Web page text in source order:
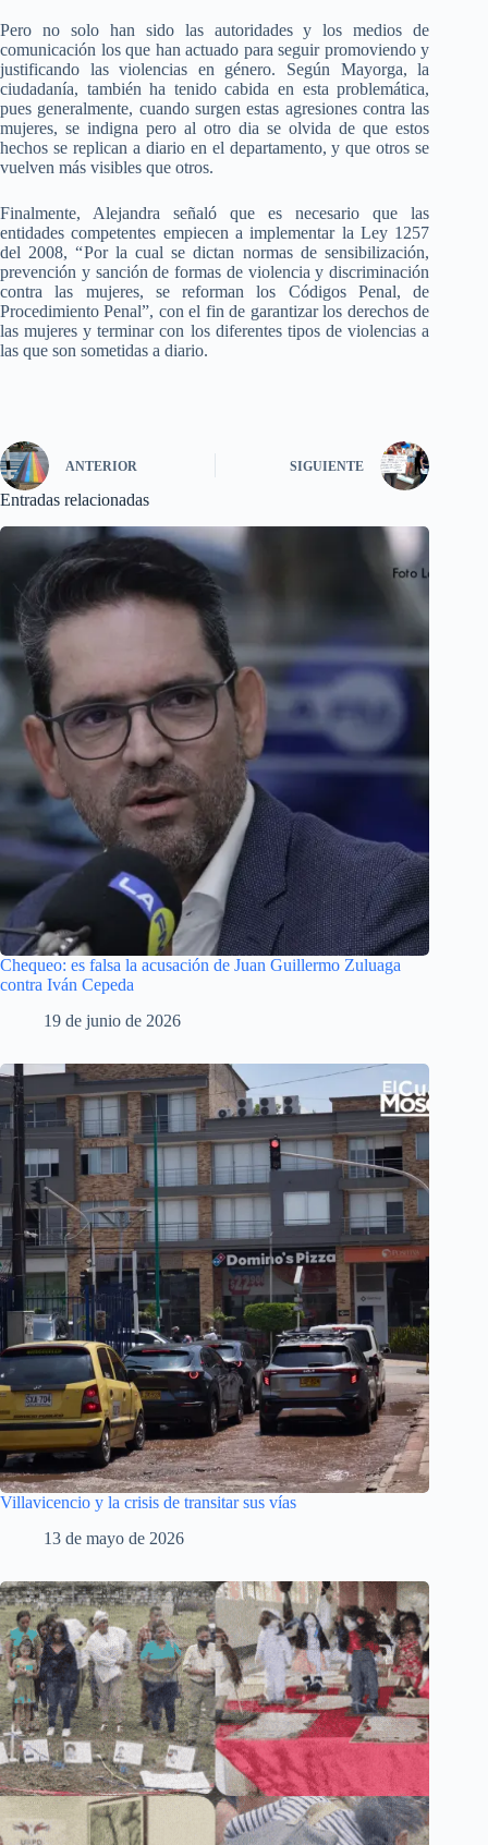
Pero no solo han sido las autoridades y los medios de
comunicación los que han actuado para seguir promoviendo y
justificando las violencias en género. Según Mayorga, la
ciudadanía, también ha tenido cabida en esta problemática,
pues generalmente, cuando surgen estas agresiones contra las
mujeres, se indigna pero al otro dia se olvida de que estos
hechos se replican a diario en el departamento, y que otros se
vuelven más visibles que otros.
Finalmente, Alejandra señaló que es necesario que las
entidades competentes empiecen a implementar la Ley 1257
del 2008, “Por la cual se dictan normas de sensibilización,
prevención y sanción de formas de violencia y discriminación
contra las mujeres, se reforman los Códigos Penal, de
Procedimiento Penal”, con el fin de garantizar los derechos de
las mujeres y terminar con los diferentes tipos de violencias a
las que son sometidas a diario.
ANTERIOR SIGUIENTE
Entradas relacionadas
Chequeo: es falsa la acusación de Juan Guillermo Zuluaga
contra Iván Cepeda
19 de junio de 2026
Villavicencio y la crisis de transitar sus vías
13 de mayo de 2026